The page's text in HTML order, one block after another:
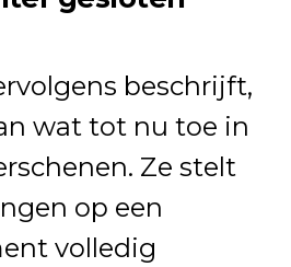
beschrijft,
wat tot nu toe in
Ze stelt
op een
volledig